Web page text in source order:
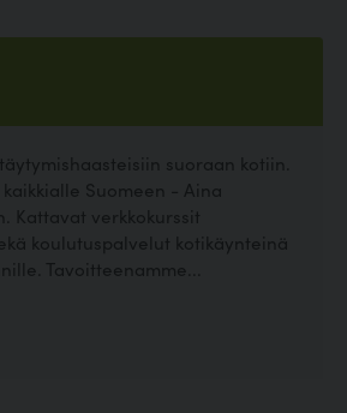
suoraan kotiin.
Suomeen - Aina
Kattavat verkkokurssit
koulutuspalvelut kotikäynteinä
Tavoitteenamme...